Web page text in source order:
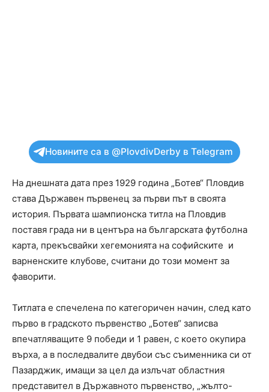
Новините са в @PlovdivDerby в Telegram
На днешната дата през 1929 година „Ботев“ Пловдив
става Държавен първенец за първи път в своята
история. Първата шампионска титла на Пловдив
поставя града ни в центъра на българската футболна
карта, прекъсвайки хегемонията на софийските и
варненските клубове, считани до този момент за
фаворити.
Титлата е спечелена по категоричен начин, след като
първо в градското първенство „Ботев“ записва
впечатляващите 9 победи и 1 равен, с което окупира
върха, а в последвалите двубои със съименника си от
Пазарджик, имащи за цел да излъчат областния
представител в Държавното първенство, „жълто-